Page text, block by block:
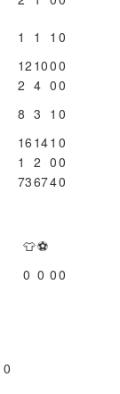
1 1 1 0
12 1000
2 4 00
8 3 1 0
16 141 0
1 2 00
736740
👕⚽
0 0 00
0